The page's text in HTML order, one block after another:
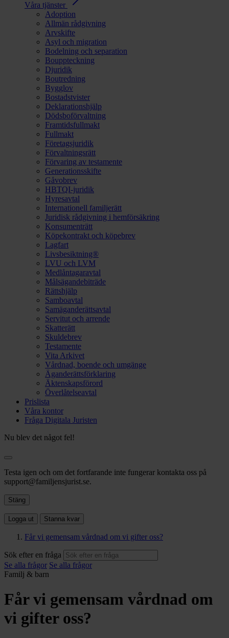
Våra tjänster
Adoption
Allmän rådgivning
Arvskifte
Asyl och migration
Bodelning och separation
Bouppteckning
Djuridik
Boutredning
Bygglov
Bostadstvister
Deklarationshjälp
Dödsboförvaltning
Framtidsfullmakt
Fullmakt
Företagsjuridik
Förvaltningsrätt
Förvaring av testamente
Generationsskifte
Gåvobrev
HBTQI-juridik
Hyresavtal
Internationell familjerätt
Juridisk rådgivning i hemförsäkring
Konsumenträtt
Köpekontrakt och köpebrev
Lagfart
Livsbesiktning®
LVU och LVM
Medlåntagaravtal
Målsägandebiträde
Rättshjälp
Samboavtal
Samäganderättsavtal
Servitut och arrende
Skatterätt
Skuldebrev
Testamente
Vita Arkivet
Vårdnad, boende och umgänge
Äganderättsförklaring
Äktenskapsförord
Överlåtelseavtal
Prislista
Våra kontor
Fråga Digitala Juristen
Nu blev det något fel!
Testa igen och om det fortfarande inte fungerar kontakta oss på
support@familjensjurist.se.
Stäng
Logga ut Stanna kvar
Får vi gemensam vårdnad om vi gifter oss?
Sök efter en fråga
Se alla frågor Se alla frågor
Familj & barn
Får vi gemensam vårdnad om
vi gifter oss?